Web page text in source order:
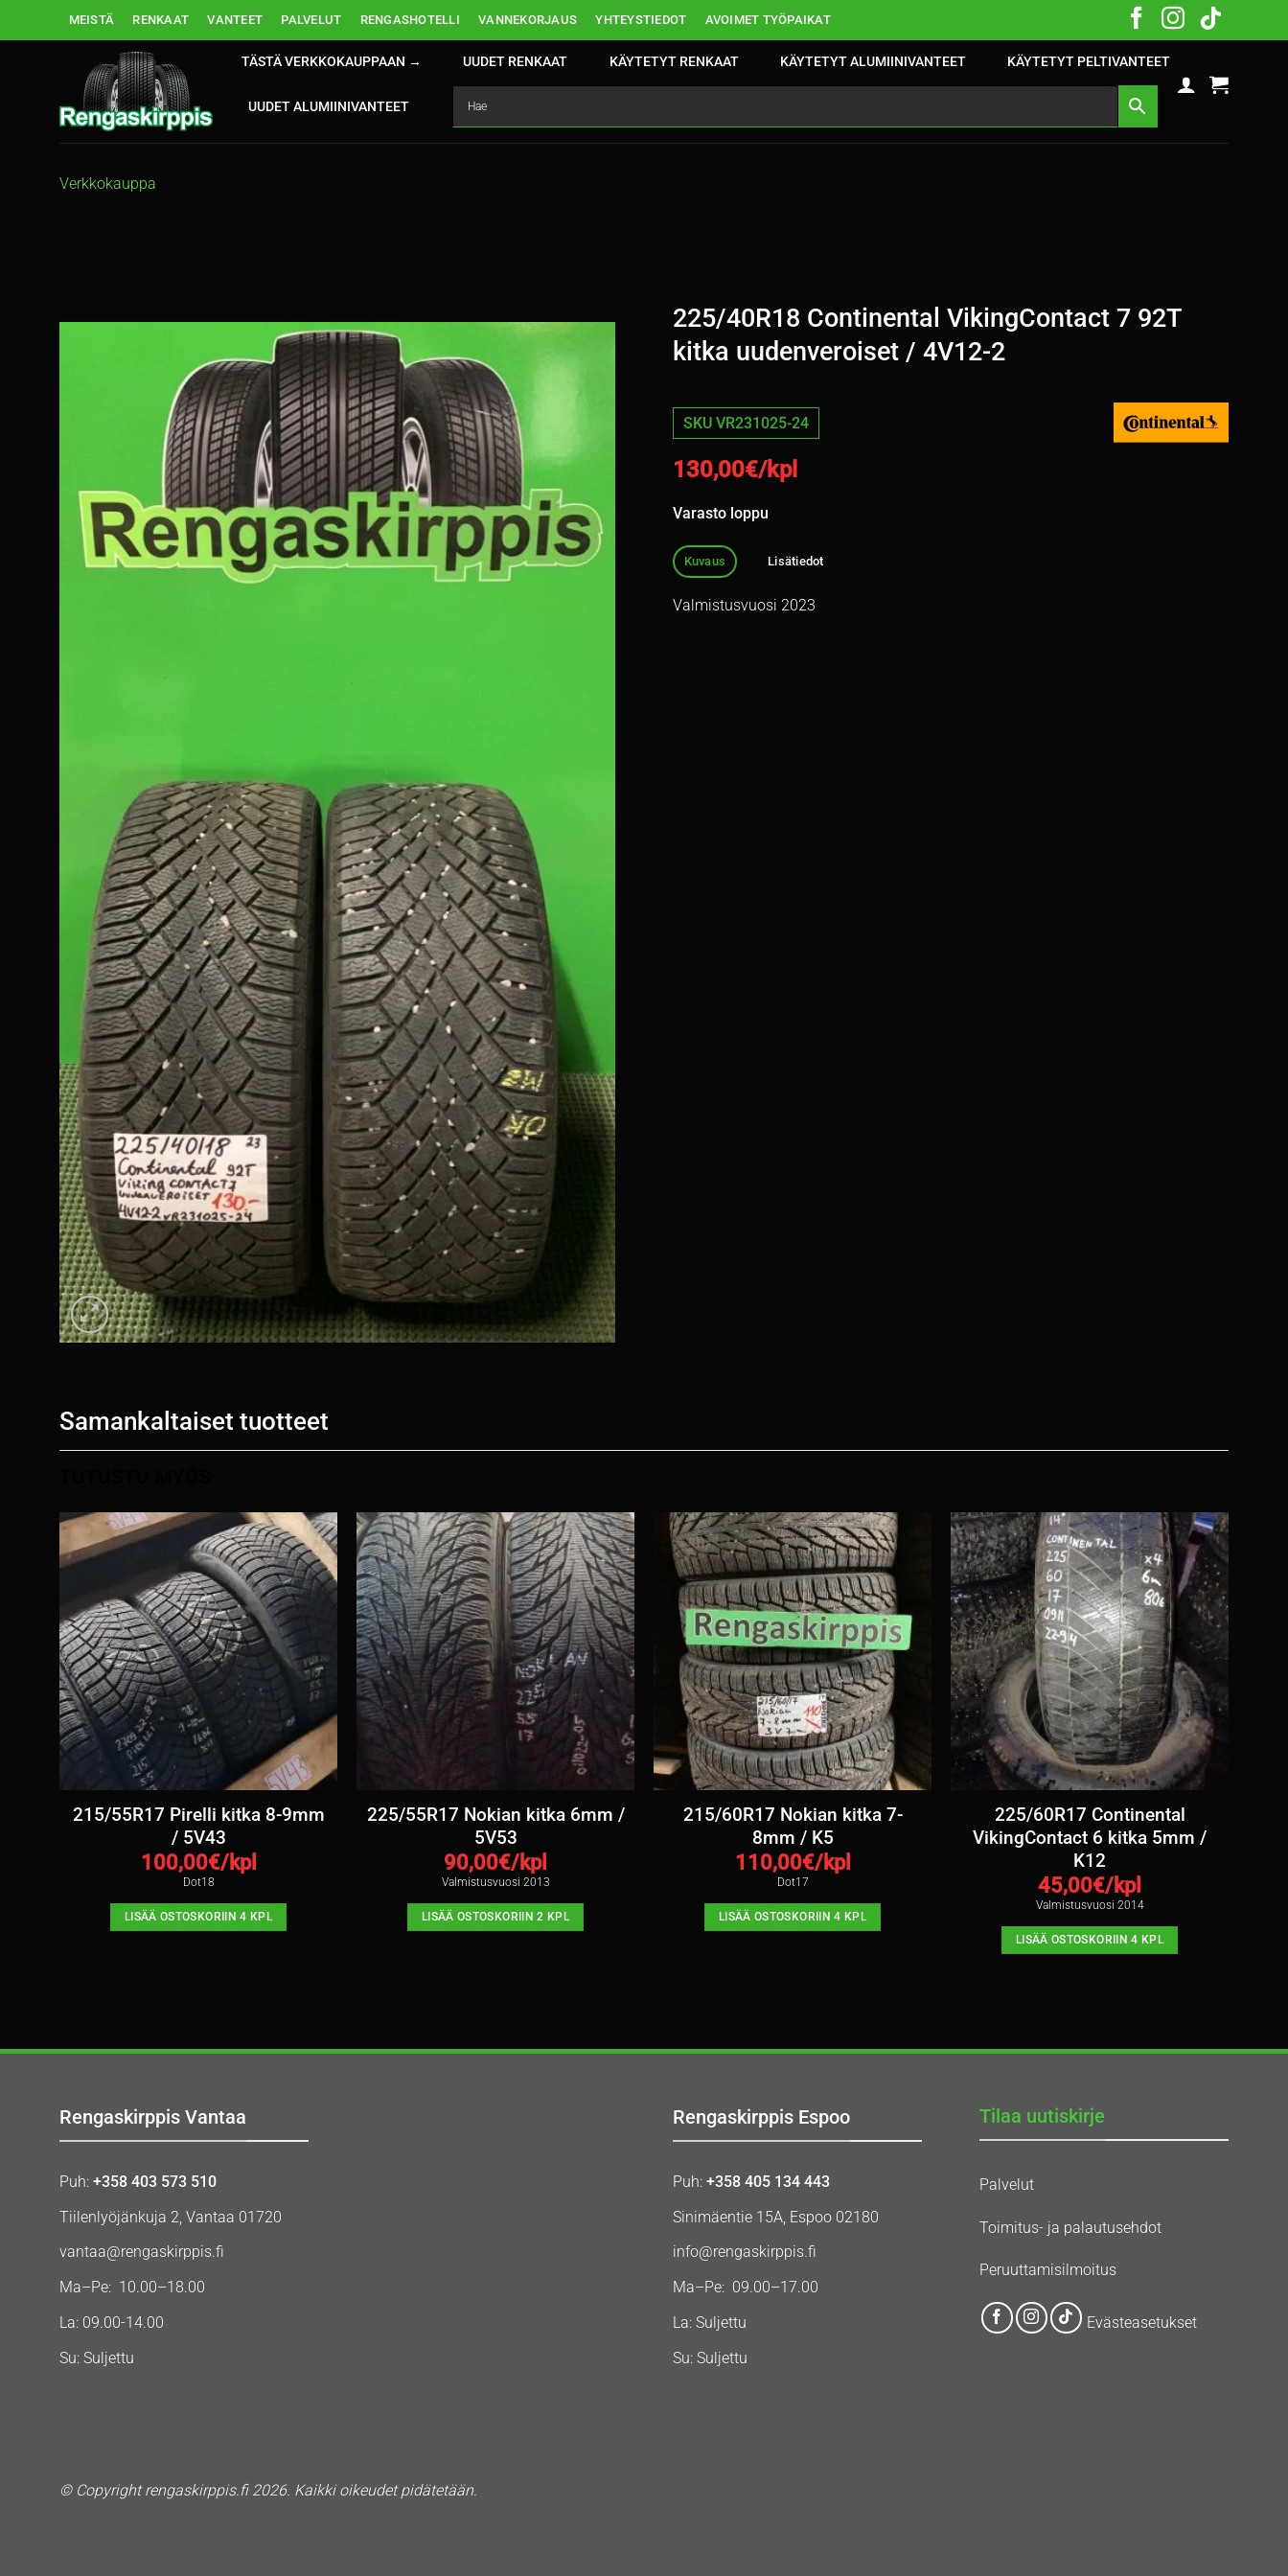
MEISTÄ RENKAAT VANTEET PALVELUT RENGASHOTELLI VANNEKORJAUS YHTEYSTIEDOT AVOIMET TYÖPAIKAT
TÄSTÄ VERKKOKAUPPAAN → UUDET RENKAAT KÄYTETYT RENKAAT KÄYTETYT ALUMIINIVANTEET KÄYTETYT PELTIVANTEET
UUDET ALUMIINIVANTEET
Verkkokauppa
225/40R18 Continental VikingContact 7 92T
kitka uudenveroiset / 4V12-2
SKU VR231025-24
130,00€/kpl
Varasto loppu
Kuvaus Lisätiedot
Valmistusvuosi 2023
Samankaltaiset tuotteet
215/55R17 Pirelli kitka 8-9mm
/ 5V43
100,00€/kpl
Dot18
LISÄÄ OSTOSKORIIN 4 KPL
225/55R17 Nokian kitka 6mm /
5V53
90,00€/kpl
Valmistusvuosi 2013
LISÄÄ OSTOSKORIIN 2 KPL
215/60R17 Nokian kitka 7-
8mm / K5
110,00€/kpl
Dot17
LISÄÄ OSTOSKORIIN 4 KPL
225/60R17 Continental
VikingContact 6 kitka 5mm /
K12
45,00€/kpl
Valmistusvuosi 2014
LISÄÄ OSTOSKORIIN 4 KPL
Rengaskirppis Vantaa
Puh: +358 403 573 510
Tiilenlyöjänkuja 2, Vantaa 01720
vantaa@rengaskirppis.fi
Ma–Pe: 10.00–18.00
La: 09.00-14.00
Su: Suljettu
Rengaskirppis Espoo
Puh: +358 405 134 443
Sinimäentie 15A, Espoo 02180
info@rengaskirppis.fi
Ma–Pe: 09.00–17.00
La: Suljettu
Su: Suljettu
Tilaa uutiskirje
Palvelut
Toimitus- ja palautusehdot
Peruuttamisilmoitus
Evästeasetukset
© Copyright rengaskirppis.fi 2026. Kaikki oikeudet pidätetään.